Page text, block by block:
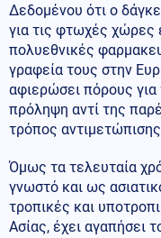
Δεδομένου ότι ο
για τις φτωχές χώρες
πολυεθνικές
γραφεία τους στην
αφιερώσει πόρους
πρόληψη αντί της
τρόπος
Όμως τα τελευταία
γνωστό και ως
τροπικές και
Ασίας, έχει αγαπήσει